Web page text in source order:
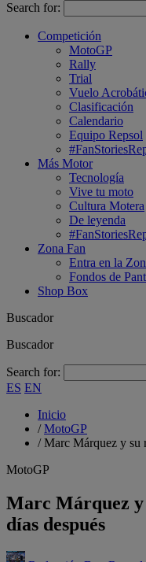
Search for:
Competición
MotoGP
Rally
Trial
Vuelo
Clasificación
Calendario
Equipo Repsol
Más Motor
Tecnología
Vive tu moto
Cultura Motera
De leyenda
Zona Fan
Entra en la
Fondos de
Shop Box
Buscador
Buscador
Search for:
ES EN
Inicio
/MotoGP
/Marc Márquez y su
MotoGP
Marc Márquez y
días después